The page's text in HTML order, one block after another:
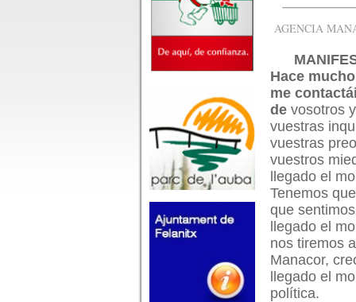
AGENCIA
Hace
me
de vosotros
vuestras
vuestras
vuestros
llegado el
Tenemos
que
llegado el
nos tiremos
Manacor,
llegado el
política.